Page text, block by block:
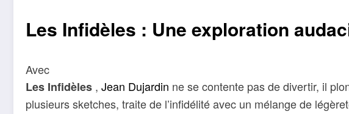
Les Infidèles : Une exploration
Avec
Les Infidèles , Jean Dujardin ne se contente pas de divertir, il
plusieurs sketches, traite de l’infidélité avec un mélange de